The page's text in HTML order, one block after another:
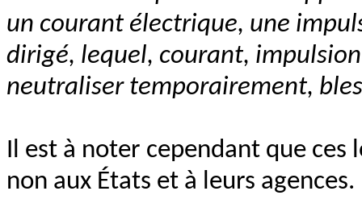
un courant électrique, une
dirigé, lequel, courant,
neutraliser temporairement,
Il est à noter cependant que ces
non aux États et à leurs agences.